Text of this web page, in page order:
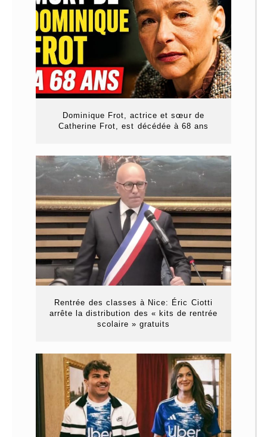
Dominique Frot, actrice et sœur de
Catherine Frot, est décédée à 68 ans
Rentrée des classes à Nice: Éric Ciotti
arrête la distribution des « kits de rentrée
scolaire » gratuits